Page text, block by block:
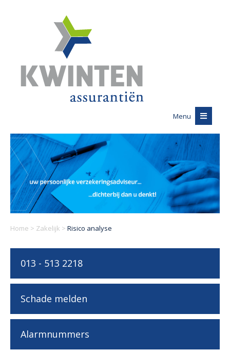
Menu
Home > Zakelijk > Risico analyse
013 - 513 2218
Schade melden
Alarmnummers